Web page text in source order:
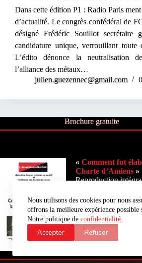
Nous utilisons des cookies pour nous
offrons la meilleure expérience possible
Notre politique de confidentialité.
Accepter Refuser
Dans cette édition P1 : Radio Paris
d’actualité. Le congrès confédéral de
désigné Frédéric Souillot secrétaire
candidature unique, verrouillant toute
L’édito dénonce la neutralisation
l’alliance des métaux…
julien.guezennec@gmail.com
Brochure gratuite
«Comment fut
Charte d’Amiens »
Reproduction
Congrès national
– Neuvième
CGT, Amiens, du 8
octobre 1906